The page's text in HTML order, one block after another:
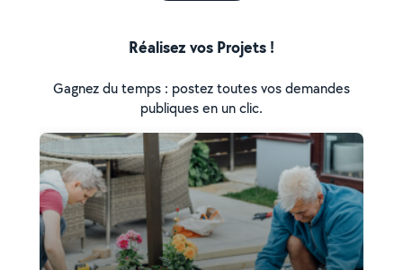
Réalisez vos Projets !
Gagnez du temps : postez toutes vos demandes
publiques en un clic.